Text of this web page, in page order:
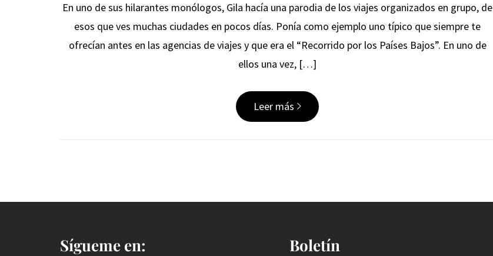
En uno de sus hilarantes monólogos, Gila hacía una parodia de los viajes organizados en grupo, de
esos que ves muchas ciudades en pocos días. Ponía como ejemplo uno típico que siempre te
ofrecían antes en las agencias de viajes y que era el “Recorrido por los Países Bajos”. En uno de
ellos una vez, […]
Leer más
Sígueme en: Boletín